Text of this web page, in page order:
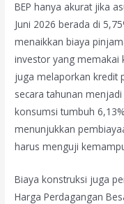
BEP hanya akurat jika
Juni 2026 berada di
menaikkan biaya
investor yang memakai
juga melaporkan kredit
secara tahunan
konsumsi tumbuh
menunjukkan
harus menguji
Biaya konstruksi juga
Harga Perdagangan